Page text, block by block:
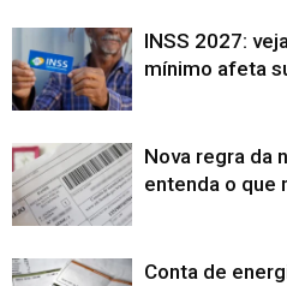
INSS 2027:
mínimo afeta
Nova regra da
entenda o que
Conta de